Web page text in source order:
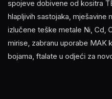
spojeve dobivene od kositra
hlapljivih sastojaka, mješavine
izlučene teške metale Ni, Cd,
mirise, zabranu uporabe MAK
bojama, ftalate u odjeći za